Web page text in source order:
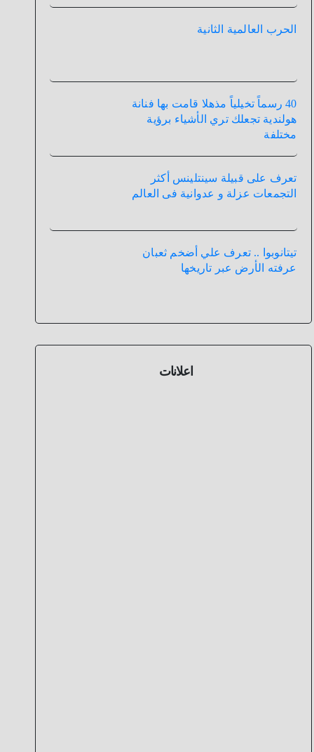
الحرب العالمية الثانية
40 رسماً تخيلياً مذهلا قامت بها فنانة
هولندية تجعلك تري الأشياء برؤية
مختلفة
تعرف على قبيلة سينتلينس أكثر
التجمعات عزلة و عدوانية فى العالم
تيتانوبوا .. تعرف علي أضخم ثعبان
عرفته الأرض عبر تاريخها
اعلانات